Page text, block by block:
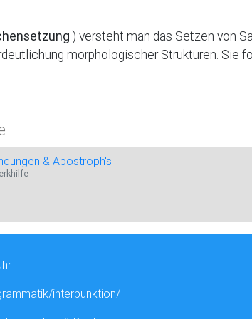
) versteht man das Setzen von
morphologischer Strukturen. Sie
& Apostroph's
interpunktion/